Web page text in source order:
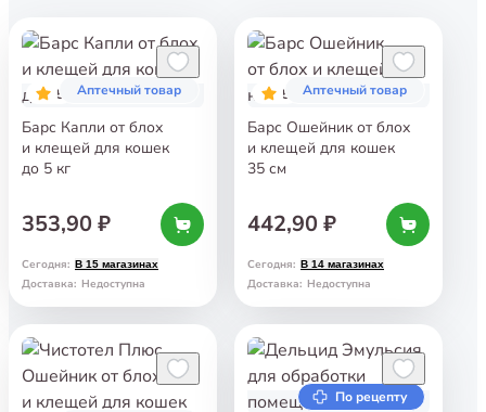
5 Аптечный товар
Барс Капли от блох
и клещей для кошек
до 5 кг
353,90 ₽
Сегодня: В 15 магазинах
Доставка: Недоступна
5 Аптечный товар
Барс Ошейник от блох
и клещей для кошек
35 см
442,90 ₽
Сегодня: В 14 магазинах
Доставка: Недоступна
По рецепту